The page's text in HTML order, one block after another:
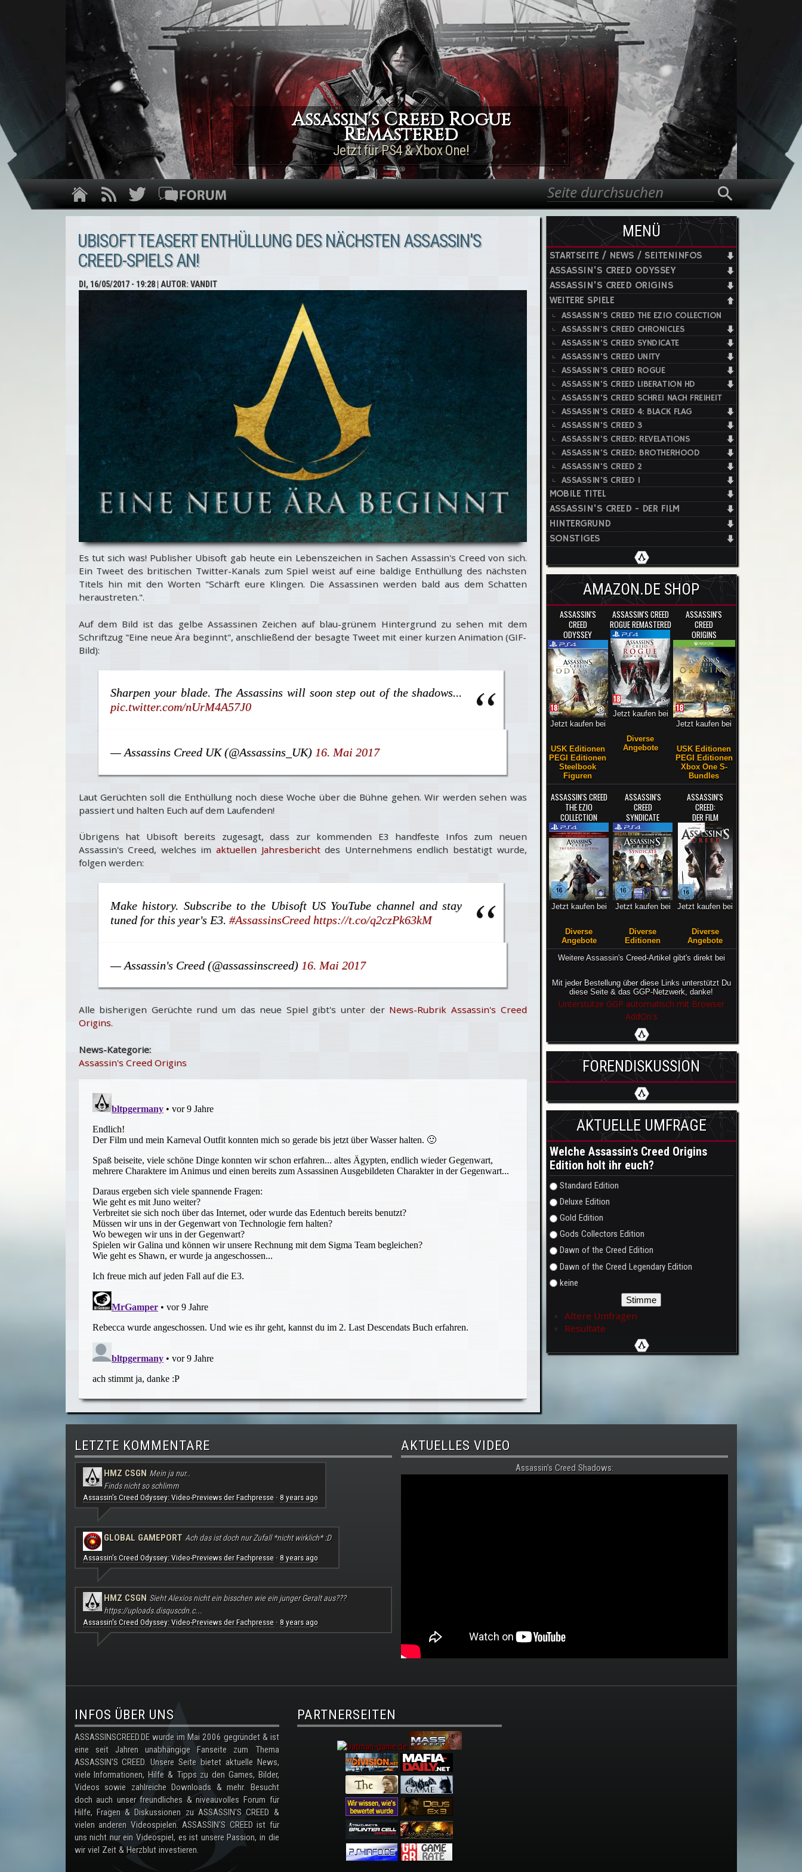
Direkt zum Inhalt
Assassin's Creed Rogue
Remastered
Jetzt für PS4 & Xbox One!
Suchformular
Suche
UBISOFT TEASERT ENTHÜLLUNG DES NÄCHSTEN ASSASSIN'S
CREED-SPIELS AN!
DI, 16/05/2017 - 19:28| AUTOR:VANDIT
Es tut sich was! Publisher Ubisoft gab heute ein Lebenszeichen in Sachen Assassin's Creed von sich.
Ein Tweet des britischen Twitter-Kanals zum Spiel weist auf eine baldige Enthüllung des nächsten
Titels hin mit den Worten "Schärft eure Klingen. Die Assassinen werden bald aus dem Schatten
heraustreten.".
Auf dem Bild ist das gelbe Assassinen Zeichen auf blau-grünem Hintergrund zu sehen mit dem
Schriftzug "Eine neue Ära beginnt", anschließend der besagte Tweet mit einer kurzen Animation (GIF-
Bild):
Sharpen your blade. The Assassins will soon step out of the shadows...
pic.twitter.com/nUrM4A57J0
— Assassins Creed UK (@Assassins_UK) 16. Mai 2017
Laut Gerüchten soll die Enthüllung noch diese Woche über die Bühne gehen. Wir werden sehen was
passiert und halten Euch auf dem Laufenden!
Übrigens hat Ubisoft bereits zugesagt, dass zur kommenden E3 handfeste Infos zum neuen
Assassin's Creed, welches im aktuellen Jahresberichtdes Unternehmens endlich bestätigt wurde,
folgen werden:
Make history. Subscribe to the Ubisoft US YouTube channel and stay
tuned for this year's E3.#AssassinsCreed https://t.co/q2czPk63kM
— Assassin's Creed (@assassinscreed) 16. Mai 2017
Alle bisherigen Gerüchte rund um das neue Spiel gibt's unter der News-Rubrik Assassin's Creed
Origins.
News-Kategorie:
Assassin's Creed Origins
MENÜ
STARTSEITE / NEWS / SEITENINFOS
ASSASSIN'S CREED ODYSSEY
ASSASSIN'S CREED ORIGINS
WEITERE SPIELE
ASSASSIN'S CREED THE EZIO COLLECTION
ASSASSIN'S CREED CHRONICLES
ASSASSIN'S CREED SYNDICATE
ASSASSIN'S CREED UNITY
ASSASSIN'S CREED ROGUE
ASSASSIN'S CREED LIBERATION HD
ASSASSIN'S CREED SCHREI NACH FREIHEIT
ASSASSIN'S CREED 4: BLACK FLAG
ASSASSIN'S CREED 3
ASSASSIN'S CREED: REVELATIONS
ASSASSIN'S CREED: BROTHERHOOD
ASSASSIN'S CREED 2
ASSASSIN'S CREED 1
MOBILE TITEL
ASSASSIN'S CREED - DER FILM
HINTERGRUND
SONSTIGES
AMAZON.DE SHOP
ASSASSIN'S
CREED
ODYSSEY
Jetzt kaufen bei
USK Editionen
PEGI Editionen
Steelbook
Figuren
ASSASSIN'S CREED
ROGUE REMASTERED
Jetzt kaufen bei
Diverse
Angebote
ASSASSIN'S
CREED
ORIGINS
Jetzt kaufen bei
USK Editionen
PEGI Editionen
Xbox One S-
Bundles
ASSASSIN'S CREED
THE EZIO
COLLECTION
Jetzt kaufen bei
Diverse
Angebote
ASSASSIN'S
CREED
SYNDICATE
Jetzt kaufen bei
Diverse
Editionen
ASSASSIN'S
CREED:
DER FILM
Jetzt kaufen bei
Diverse
Angebote
Weitere Assassin's Creed-Artikel gibt's direkt bei
Mit jeder Bestellung über diese Links unterstützt Du
diese Seite & das GGP-Netzwerk, danke!
Unterstütze GGP automatisch mit Browser
AddOn's
FORENDISKUSSION
AKTUELLE UMFRAGE
Welche Assassin's Creed Origins
Edition holt ihr euch?
Auswahlmöglichkeiten
Standard Edition
Deluxe Edition
Gold Edition
Gods Collectors Edition
Dawn of the Creed Edition
Dawn of the Creed Legendary Edition
keine
Ältere Umfragen
Resultate
LETZTE KOMMENTARE
HMZ CSGN Mein ja nur..
Finds nicht so schlimm
Assassin's Creed Odyssey: Video-Previews der Fachpresse· 8 years ago
GLOBAL GAMEPORT Ach das ist doch nur Zufall *nicht wirklich* :D
Assassin's Creed Odyssey: Video-Previews der Fachpresse· 8 years ago
HMZ CSGN Sieht Alexios nicht ein bisschen wie ein junger Geralt aus???
https://uploads.disquscdn.c...
Assassin's Creed Odyssey: Video-Previews der Fachpresse· 8 years ago
AKTUELLES VIDEO
Assassin's Creed Shadows:
.
INFOS ÜBER UNS
ASSASSINSCREED.DE wurde im Mai 2006 gegründet & ist
eine seit Jahren unabhängige Fanseite zum Thema
ASSASSIN'S CREED. Unsere Seite bietet aktuelle News,
viele Informationen, Hilfe & Tipps zu den Games, Bilder,
Videos sowie zahlreiche Downloads & mehr. Besucht
doch auch unser freundliches & niveauvolles Forum für
Hilfe, Fragen & Diskussionen zu ASSASSIN'S CREED &
vielen anderen Videospielen. ASSASSIN'S CREED ist für
uns nicht nur ein Videospiel, es ist unsere Passion, in die
wir viel Zeit & Herzblut investieren.
PARTNERSEITEN